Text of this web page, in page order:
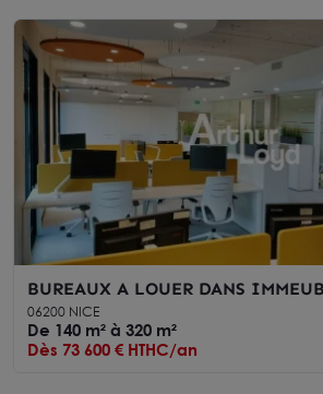
BUREAUX A LOUER DANS
NICE
06200 NICE
De 140 m² à 320 m²
Dès 73 600 € HTHC/an